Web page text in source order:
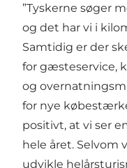
”Tyskerne søger
og det har vi i
Samtidig er der
for gæsteservice,
og
for nye
positivt, at vi ser
hele året. Selvom
udvikle